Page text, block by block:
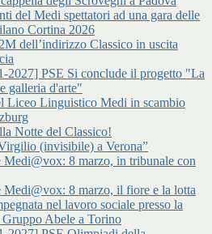
del Medi spettatori ad una gara delle
Cortina 2026
dell’indirizzo Classico in uscita
2027] PSE Si conclude il progetto "La
galleria d'arte"
Liceo Linguistico Medi in scambio
Notte del Classico!
(invisibile) a Verona”
Medi@vox: 8 marzo, in tribunale con
Medi@vox: 8 marzo, il fiore e la lotta
nel lavoro sociale presso la
Abele a Torino